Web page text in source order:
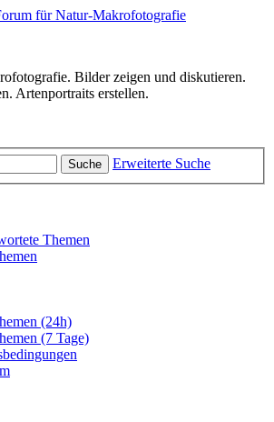
Bilder zeigen und diskutieren.
Artenportraits erstellen.
Suche Erweiterte Suche
Themen
(24h)
(7 Tage)